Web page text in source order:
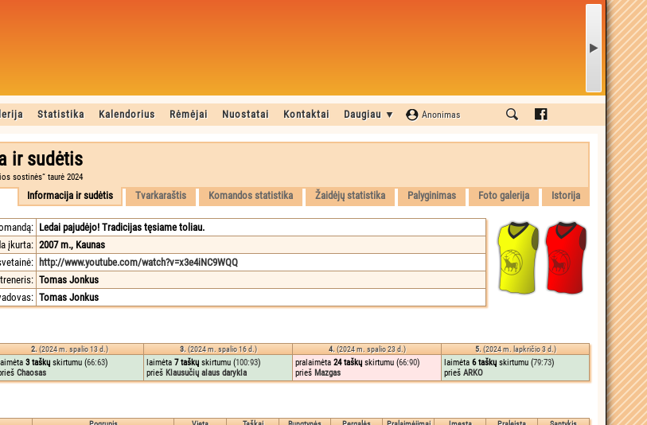
Statistika Kalendorius Rėmėjai Nuostatai Kontaktai Daugiau ▼ Anonimas
ir sudėtis
sostinės“ taurė 2024
Informacija ir sudėtis Tvarkaraštis Komandos statistika Žaidėjų statistika Palyginimas Foto galerija Istorija
Ledai pajudėjo! Tradicijas tęsiame toliau.
įkurta: 2007 m., Kaunas
http://www.youtube.com/watch?v=x3e4iNC9WQQ
Tomas Jonkus
Tomas Jonkus
2. (2024 m. spalio 13 d.) 3. (2024 m. spalio 16 d.) 4. (2024 m. spalio 23 d.) 5. (2024 m. lapkričio 3 d.)
3 taškų skirtumu (66:63)
Chaosas
laimėta 7 taškų skirtumu (100:93)
prieš Klausučių alaus darykla
pralaimėta 24 taškų skirtumu (66:90)
prieš Mazgas
laimėta 6 taškų skirtumu (79:73)
prieš ARKO